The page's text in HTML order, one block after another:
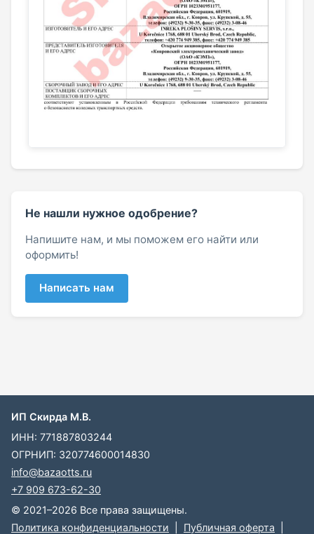
Не нашли нужное одобрение?
Напишите нам, и мы поможем его найти или
оформить!
Написать нам
ИП Скирда М.В.
ИНН: 771887803244
ОГРНИП: 320774600014830
info@bazaotts.ru
+7 909 673-62-30
© 2021–2026 Все права защищены.
Политика конфиденциальности
Публичная оферта